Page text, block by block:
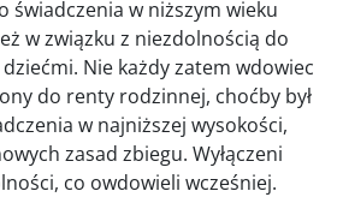
świadczenia w niższym wieku
w związku z niezdolnością do
Nie każdy zatem wdowiec
do renty rodzinnej, choćby był
w najniższej wysokości,
zasad zbiegu. Wyłączeni
co owdowieli wcześniej.